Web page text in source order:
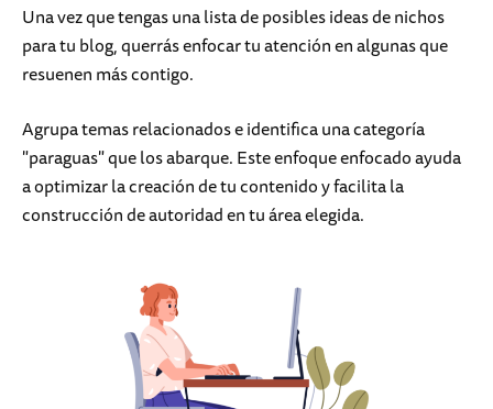
Una vez que tengas una lista de posibles ideas de nichos
para tu blog, querrás enfocar tu atención en algunas que
resuenen más contigo.
Agrupa temas relacionados e identifica una categoría
"paraguas" que los abarque. Este enfoque enfocado ayuda
a optimizar la creación de tu contenido y facilita la
construcción de autoridad en tu área elegida.